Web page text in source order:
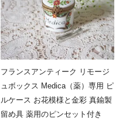
フランスアンティーク リモージ
ュボックス Medica（薬）専用 ピ
ルケース お花模様と金彩 真鍮製
留め具 薬用のピンセット付き